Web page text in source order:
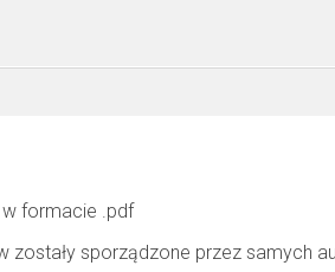
w formacie .pdf
zostały sporządzone przez samych